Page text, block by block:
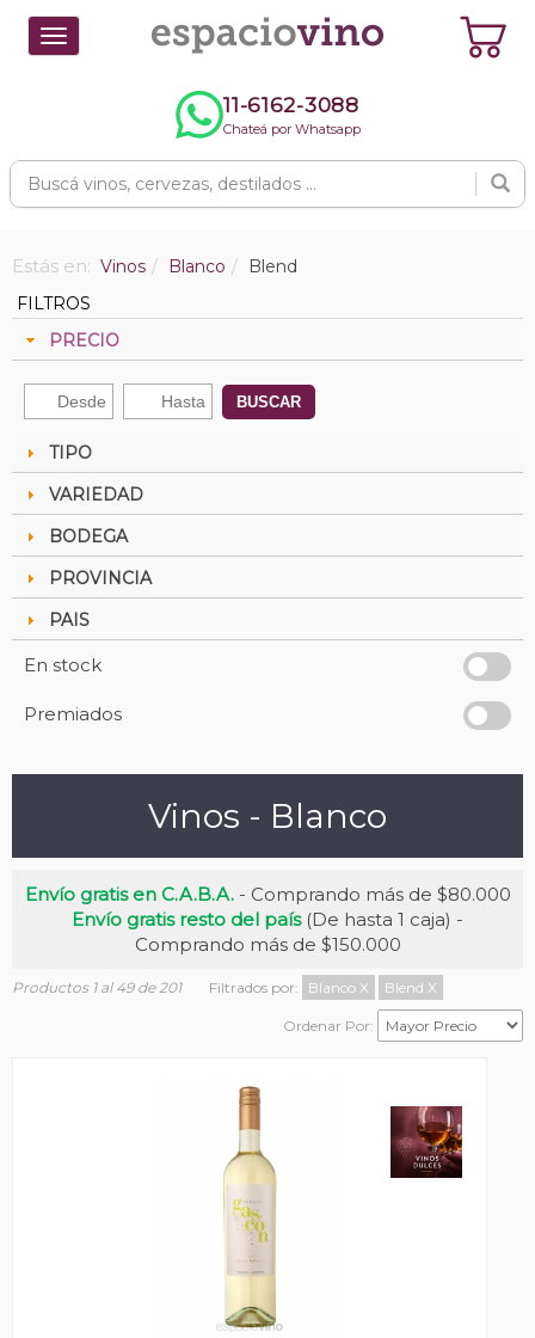
Toggle
navigation
11-6162-3088
Chateá por Whatsapp
Estás en: Vinos Blanco
Blend
FILTROS
PRECIO
BUSCAR
TIPO
VARIEDAD
BODEGA
PROVINCIA
PAIS
En stock
Premiados
Vinos - Blanco
Envío gratis en C.A.B.A.- Comprando más de $80.000
Envío gratis resto del país(De hasta 1 caja) -
Comprando más de $150.000
Productos 1 al 49 de 201 Filtrados por: Blanco X Blend X
Ordenar Por: